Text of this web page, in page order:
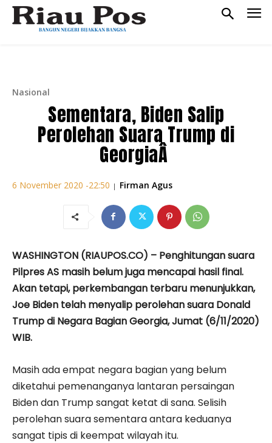
Nasional
Sementara, Biden Salip
Perolehan Suara Trump di
GeorgiaÂ
6 November 2020 -22:50 | Firman Agus
WASHINGTON (RIAUPOS.CO) – Penghitungan suara
Pilpres AS masih belum juga mencapai hasil final.
Akan tetapi, perkembangan terbaru menunjukkan,
Joe Biden telah menyalip perolehan suara Donald
Trump di Negara Bagian Georgia, Jumat (6/11/2020)
WIB.
Masih ada empat negara bagian yang belum
diketahui pemenanganya lantaran persaingan
Biden dan Trump sangat ketat di sana. Selisih
perolehan suara sementara antara keduanya
sangat tipis di keempat wilayah itu.